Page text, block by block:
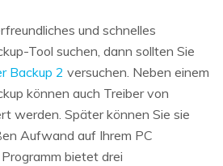
und schnelles
Tool suchen, dann sollten Sie
Backup 2 versuchen. Neben einem
können auch Treiber von
werden. Später können Sie sie
Aufwand auf Ihrem PC
bietet drei